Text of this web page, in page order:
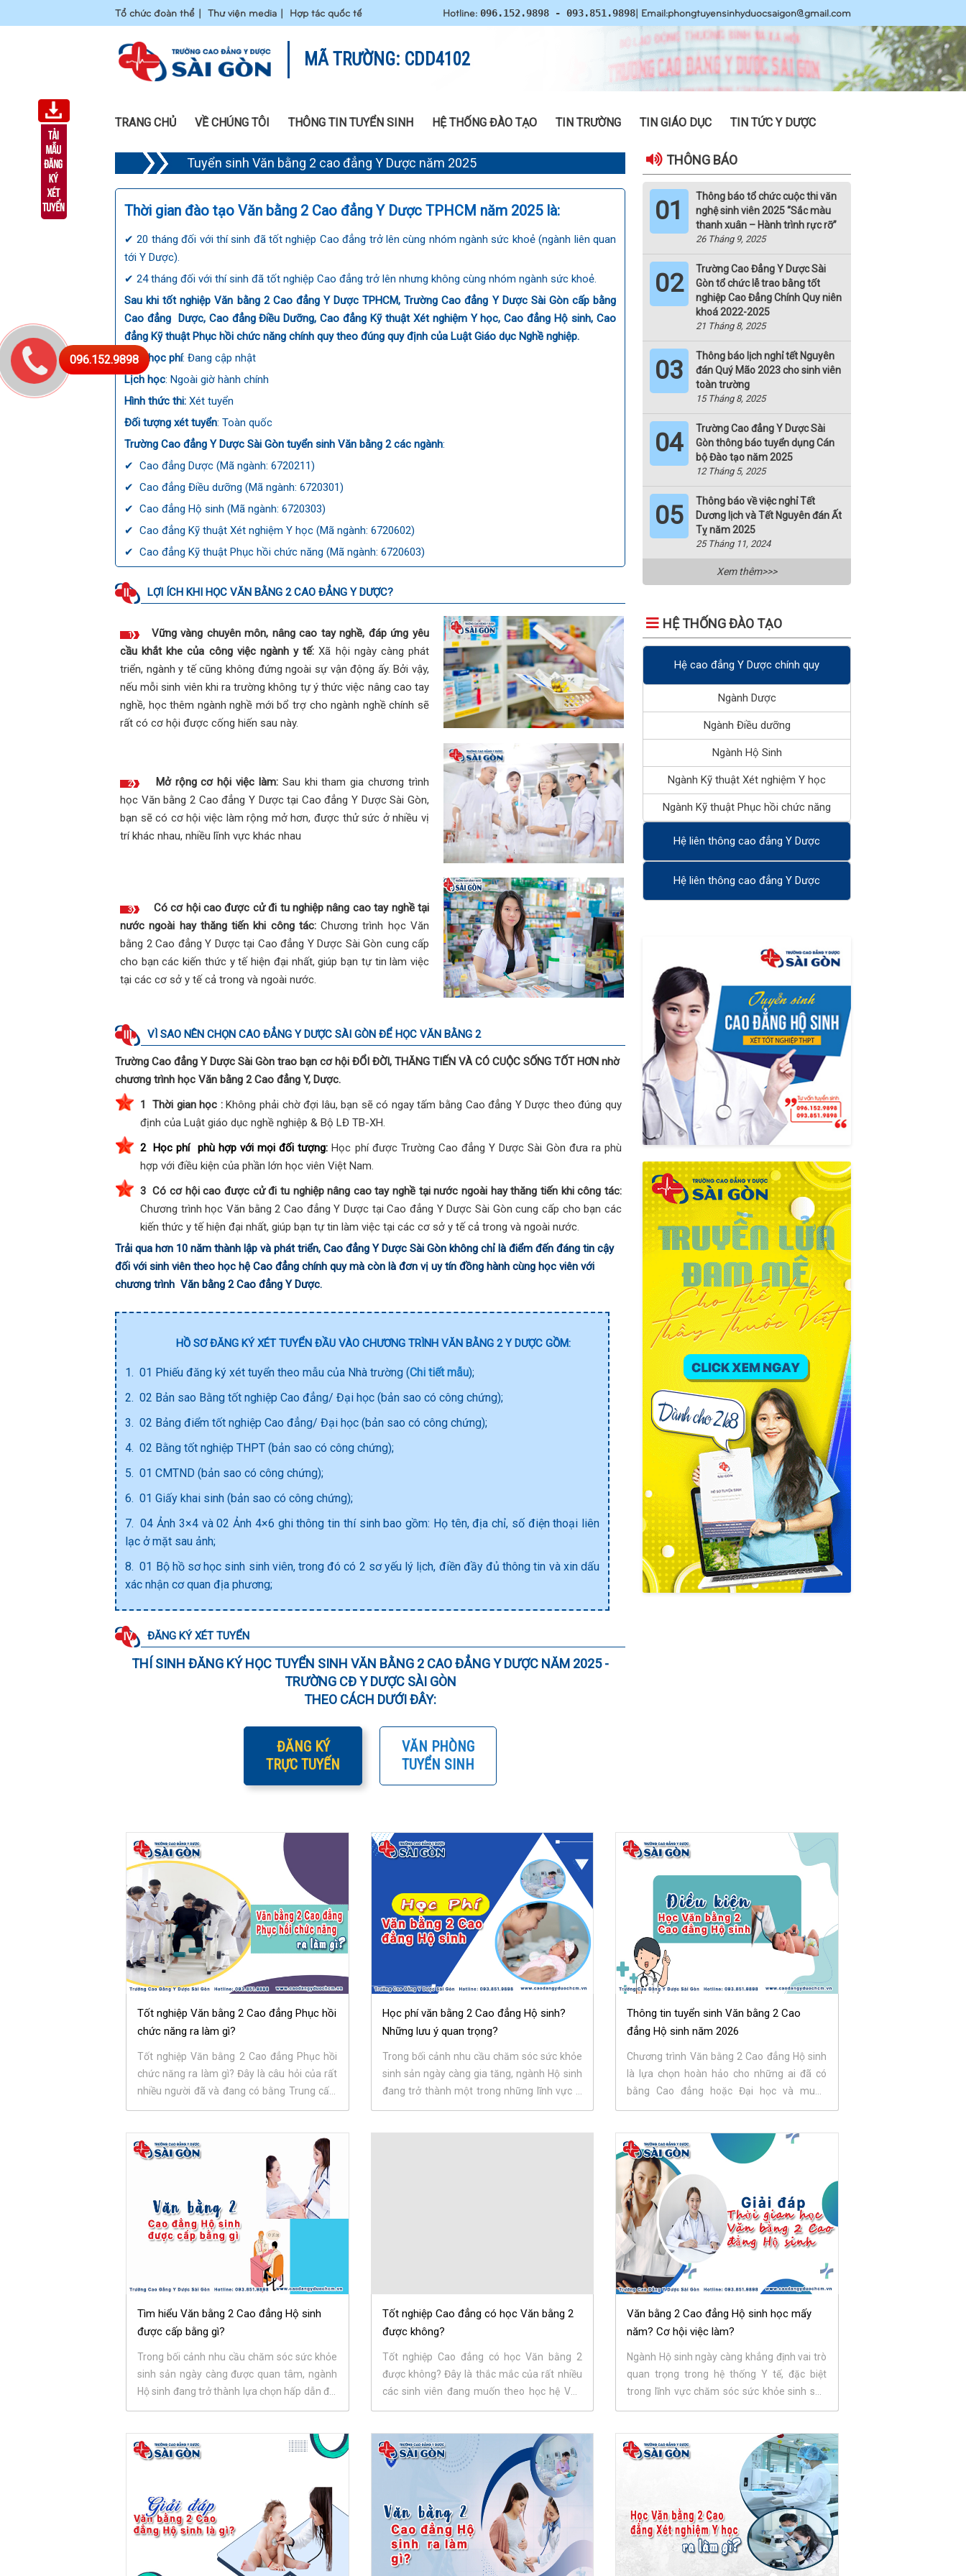
Tổ chức đoàn thể Thư viện media Hợp tác quốc tế Hotline: 096.152.9898 - 093.851.9898| Email:phongtuyensinhyduocsaigon@gmail.com
MÃ TRƯỜNG: CDD4102
TRANG CHỦ VỀ CHÚNG TÔI THÔNG TIN TUYỂN SINH HỆ THỐNG ĐÀO TẠO TIN TRƯỜNG TIN GIÁO DỤC TIN TỨC Y DƯỢC
096.152.9898
Tuyển sinh Văn bằng 2 cao đẳng Y Dược năm 2025
Thời gian đào tạo Văn bằng 2 Cao đẳng Y Dược TPHCM năm 2025 là:
✔ 20 tháng đối với thí sinh đã tốt nghiệp Cao đẳng trở lên cùng nhóm ngành sức khoẻ (ngành liên quan
tới Y Dược).
✔ 24 tháng đối với thí sinh đã tốt nghiệp Cao đẳng trở lên nhưng không cùng nhóm ngành sức khoẻ.
Sau khi tốt nghiệp Văn bằng 2 Cao đẳng Y Dược TPHCM, Trường Cao đẳng Y Dược Sài Gòn cấp bằng
Cao đẳng Dược, Cao đẳng Điều Dưỡng, Cao đẳng Kỹ thuật Xét nghiệm Y học, Cao đẳng Hộ sinh, Cao
đẳng Kỹ thuật Phục hồi chức năng chính quy theo đúng quy định của Luật Giáo dục Nghề nghiệp.
Mức học phí: Đang cập nhật
Lịch học: Ngoài giờ hành chính
Hình thức thi: Xét tuyển
Đối tượng xét tuyển: Toàn quốc
Trường Cao đẳng Y Dược Sài Gòn tuyển sinh Văn bằng 2 các ngành:
✔ Cao đẳng Dược (Mã ngành: 6720211)
✔ Cao đẳng Điều dưỡng (Mã ngành: 6720301)
✔ Cao đẳng Hộ sinh (Mã ngành: 6720303)
✔ Cao đẳng Kỹ thuật Xét nghiệm Y học (Mã ngành: 6720602)
✔ Cao đẳng Kỹ thuật Phục hồi chức năng (Mã ngành: 6720603)
II. LỢI ÍCH KHI HỌC VĂN BẰNG 2 CAO ĐẲNG Y DƯỢC?
1
Vững vàng chuyên môn, nâng cao tay nghề, đáp ứng yêu
cầu khắt khe của công việc ngành y tế: Xã hội ngày càng phát
triển, ngành y tế cũng không đứng ngoài sự vận động ấy. Bởi vậy,
nếu mỗi sinh viên khi ra trường không tự ý thức việc nâng cao tay
nghề, học thêm ngành nghề mới bổ trợ cho ngành nghề chính sẽ
rất có cơ hội được cống hiến sau này.
2 Mở rộng cơ hội việc làm:Sau khi tham gia chương trình
học Văn bằng 2 Cao đẳng Y Dược tại Cao đẳng Y Dược Sài Gòn,
bạn sẽ có cơ hội việc làm rộng mở hơn, được thử sức ở nhiều vị
trí khác nhau, nhiều lĩnh vực khác nhau
3
Có cơ hội cao được cử đi tu nghiệp nâng cao tay nghề tại
nước ngoài hay thăng tiến khi công tác:Chương trình học Văn
bằng 2 Cao đẳng Y Dược tại Cao đẳng Y Dược Sài Gòn cung cấp
cho bạn các kiến thức y tế hiện đại nhất, giúp bạn tự tin làm việc
tại các cơ sở y tế cả trong và ngoài nước.
III. VÌ SAO NÊN CHỌN CAO ĐẲNG Y DƯỢC SÀI GÒN ĐỂ HỌC VĂN BẰNG 2
Trường Cao đẳng Y Dược Sài Gòn trao bạn cơ hội ĐỔI ĐỜI, THĂNG TIẾN VÀ CÓ CUỘC SỐNG TỐT HƠN nhờ
chương trình học Văn bằng 2 Cao đẳng Y, Dược.
1
Thời gian học :Không phải chờ đợi lâu, bạn sẽ có ngay tấm bằng Cao đẳng Y Dược theo đúng quy
định của Luật giáo dục nghề nghiệp & Bộ LĐ TB-XH.
2 Học phí phù hợp với mọi đối tượng: Học phí được Trường Cao đẳng Y Dược Sài Gòn đưa ra phù
hợp với điều kiện của phần lớn học viên Việt Nam.
3 Có cơ hội cao được cử đi tu nghiệp nâng cao tay nghề tại nước ngoài hay thăng tiến khi công tác:
Chương trình học Văn bằng 2 Cao đẳng Y Dược tại Cao đẳng Y Dược Sài Gòn cung cấp cho bạn các
kiến thức y tế hiện đại nhất, giúp bạn tự tin làm việc tại các cơ sở y tế cả trong và ngoài nước.
Trải qua hơn 10 năm thành lập và phát triển, Cao đẳng Y Dược Sài Gòn không chỉ là điểm đến đáng tin cậy
đối với sinh viên theo học hệ Cao đẳng chính quy mà còn là đơn vị uy tín đồng hành cùng học viên với
chương trình Văn bằng 2 Cao đẳng Y Dược.
HỒ SƠ ĐĂNG KÝ XÉT TUYỂN ĐẦU VÀO CHƯƠNG TRÌNH VĂN BẰNG 2 Y DƯỢC GỒM:
1. 01 Phiếu đăng ký xét tuyển theo mẫu của Nhà trường (Chi tiết mẫu);
2. 02 Bản sao Bằng tốt nghiệp Cao đẳng/ Đại học (bản sao có công chứng);
3. 02 Bảng điểm tốt nghiệp Cao đẳng/ Đại học (bản sao có công chứng);
4. 02 Bằng tốt nghiệp THPT (bản sao có công chứng);
5. 01 CMTND (bản sao có công chứng);
6. 01 Giấy khai sinh (bản sao có công chứng);
7. 04 Ảnh 3×4 và 02 Ảnh 4×6 ghi thông tin thí sinh bao gồm: Họ tên, địa chỉ, số điện thoại liên
lạc ở mặt sau ảnh;
8. 01 Bộ hồ sơ học sinh sinh viên, trong đó có 2 sơ yếu lý lịch, điền đầy đủ thông tin và xin dấu
xác nhận cơ quan địa phương;
IV. ĐĂNG KÝ XÉT TUYỂN
THÍ SINH ĐĂNG KÝ HỌC TUYỂN SINH VĂN BẰNG 2 CAO ĐẲNG Y DƯỢC NĂM 2025 -
TRƯỜNG CĐ Y DƯỢC SÀI GÒN
THEO CÁCH DƯỚI ĐÂY:
ĐĂNG KÝ
TRỰC TUYẾN
VĂN PHÒNG
TUYỂN SINH
THÔNG BÁO
01
Thông báo tổ chức cuộc thi văn
nghệ sinh viên 2025 “Sắc màu
thanh xuân – Hành trình rực rỡ”
26 Tháng 9, 2025
02
Trường Cao Đẳng Y Dược Sài
Gòn tổ chức lễ trao bằng tốt
nghiệp Cao Đẳng Chính Quy niên
khoá 2022-2025
21 Tháng 8, 2025
03
Thông báo lịch nghỉ tết Nguyên
đán Quý Mão 2023 cho sinh viên
toàn trường
15 Tháng 8, 2025
04
Trường Cao đẳng Y Dược Sài
Gòn thông báo tuyển dụng Cán
bộ Đào tạo năm 2025
12 Tháng 5, 2025
05
Thông báo về việc nghỉ Tết
Dương lịch và Tết Nguyên đán Ất
Tỵ năm 2025
25 Tháng 11, 2024
Xem thêm>>>
HỆ THỐNG ĐÀO TẠO
Hệ cao đẳng Y Dược chính quy
Ngành Dược
Ngành Điều dưỡng
Ngành Hộ Sinh
Ngành Kỹ thuật Xét nghiệm Y học
Ngành Kỹ thuật Phục hồi chức năng
Hệ liên thông cao đẳng Y Dược
Hệ liên thông cao đẳng Y Dược
Tốt nghiệp Văn bằng 2 Cao đẳng Phục hồi
chức năng ra làm gì?
Tốt nghiệp Văn bằng 2 Cao đẳng Phục hồi
chức năng ra làm gì? Đây là câu hỏi của rất
nhiều người đã và đang có bằng Trung cấp,
Cao...
Học phí văn bằng 2 Cao đẳng Hộ sinh?
Những lưu ý quan trọng?
Trong bối cảnh nhu cầu chăm sóc sức khỏe
sinh sản ngày càng gia tăng, ngành Hộ sinh
đang trở thành một trong những lĩnh vực Y
tế có nhu...
Thông tin tuyển sinh Văn bằng 2 Cao
đẳng Hộ sinh năm 2026
Chương trình Văn bằng 2 Cao đẳng Hộ sinh
là lựa chọn hoàn hảo cho những ai đã có
bằng Cao đẳng hoặc Đại học và muốn
chuyển hướng sang...
Tìm hiểu Văn bằng 2 Cao đẳng Hộ sinh
được cấp bằng gì?
Trong bối cảnh nhu cầu chăm sóc sức khỏe
sinh sản ngày càng được quan tâm, ngành
Hộ sinh đang trở thành lựa chọn hấp dẫn đối
với nhiều người...
Tốt nghiệp Cao đẳng có học Văn bằng 2
được không?
Tốt nghiệp Cao đẳng có học Văn bằng 2
được không? Đây là thắc mắc của rất nhiều
các sinh viên đang muốn theo học hệ Văn
bằng 2. Bài...
Văn bằng 2 Cao đẳng Hộ sinh học mấy
năm? Cơ hội việc làm?
Ngành Hộ sinh ngày càng khẳng định vai trò
quan trọng trong hệ thống Y tế, đặc biệt
trong lĩnh vực chăm sóc sức khỏe sinh sản
cho phụ nữ...